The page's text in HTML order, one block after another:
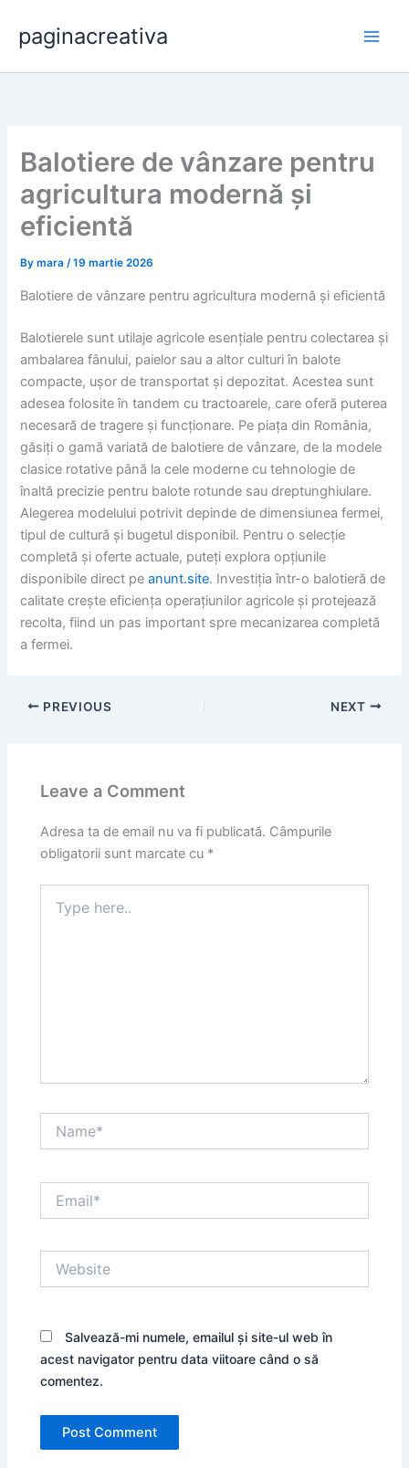
content
paginacreativa
Balotiere de vânzare pentru
agricultura modernă și
eficientă
Bymara/19 martie 2026
Balotiere de vânzare pentru agricultura modernă și eficientă
Balotierele sunt utilaje agricole esențiale pentru colectarea și
ambalarea fânului, paielor sau a altor culturi în balote
compacte, ușor de transportat și depozitat. Acestea sunt
adesea folosite în tandem cu tractoarele, care oferă puterea
necesară de tragere și funcționare. Pe piața din România,
găsiți o gamă variată de balotiere de vânzare, de la modele
clasice rotative până la cele moderne cu tehnologie de
înaltă precizie pentru balote rotunde sau dreptunghiulare.
Alegerea modelului potrivit depinde de dimensiunea fermei,
tipul de cultură și bugetul disponibil. Pentru o selecție
completă și oferte actuale, puteți explora opțiunile
disponibile direct peanunt.site. Investiția într-o balotieră de
calitate crește eficiența operațiunilor agricole și protejează
recolta, fiind un pas important spre mecanizarea completă
a fermei.
PREVIOUS NEXT
Leave a Comment
Adresa ta de email nu va fi publicată. Câmpurile
obligatorii sunt marcate cu *
here..
Salvează-mi numele, emailul și site-ul web în
acest navigator pentru data viitoare când o să
comentez.